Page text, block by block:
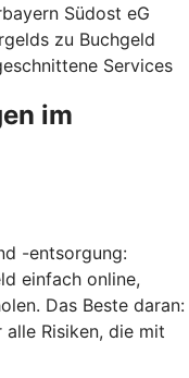
Südost eG
zu Buchgeld
Services
im
-entsorgung:
einfach online,
Das Beste daran:
Risiken, die mit